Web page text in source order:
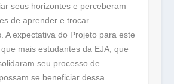
seus horizontes e perceberam
de aprender e trocar
A expectativa do Projeto para este
mais estudantes da EJA, que
seu processo de
se beneficiar dessa